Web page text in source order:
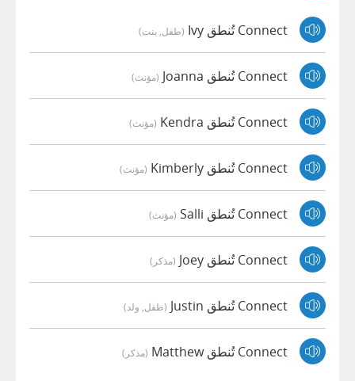
Connect تُنطق Ivy (طفل, بنت)
Connect تُنطق Joanna (مؤنث)
Connect تُنطق Kendra (مؤنث)
Connect تُنطق Kimberly (مؤنث)
Connect تُنطق Salli (مؤنث)
Connect تُنطق Joey (مذكر)
Connect تُنطق Justin (طفل, ولد)
Connect تُنطق Matthew (مذكر)